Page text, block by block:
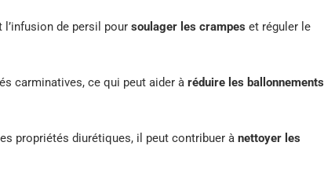
de persil pour soulager les crampes et réguler le
carminatives, ce qui peut aider à réduire les ballonnements
propriétés diurétiques, il peut contribuer à nettoyer les